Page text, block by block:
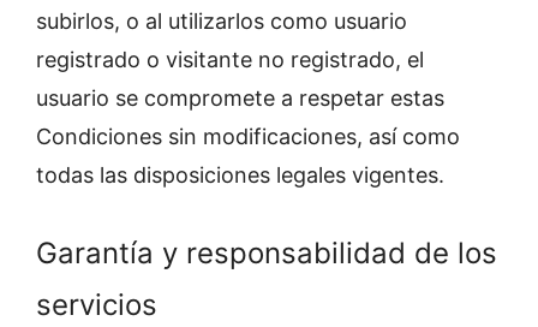
subirlos, o al utilizarlos como usuario
registrado o visitante no registrado, el
usuario se compromete a respetar estas
Condiciones sin modificaciones, así como
todas las disposiciones legales vigentes.
Garantía y responsabilidad de los
servicios